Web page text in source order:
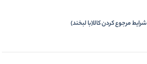
شرایط مرجوع کردن کالا(با لبخند)